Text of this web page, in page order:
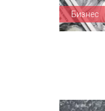
Бизнес